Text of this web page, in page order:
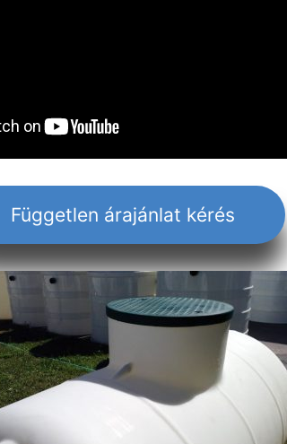
Független árajánlat kérés